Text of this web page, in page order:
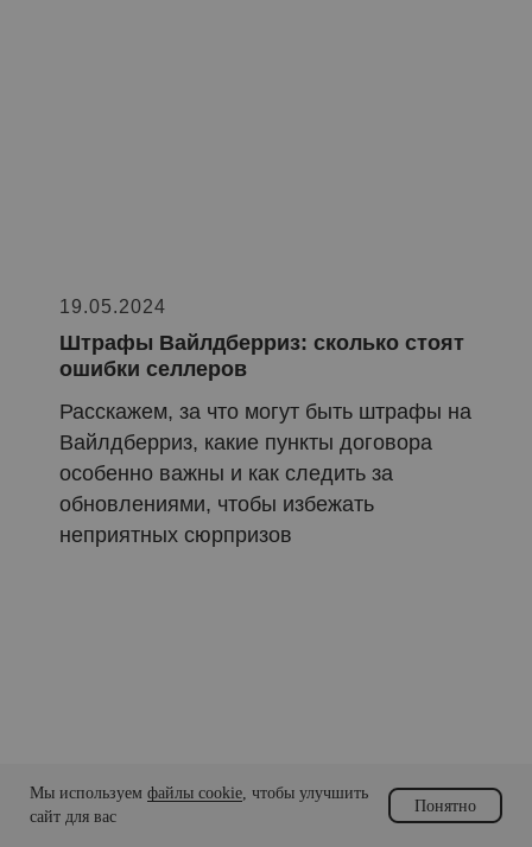
19.05.2024
Штрафы Вайлдберриз: сколько стоят
ошибки селлеров
Расскажем, за что могут быть штрафы на
Вайлдберриз, какие пункты договора
особенно важны и как следить за
обновлениями, чтобы избежать
неприятных сюрпризов
Мы используем файлы cookie, чтобы улучшить
сайт для вас
Понятно